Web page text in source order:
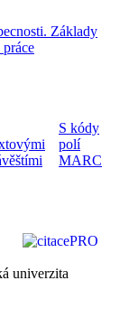
Základy
S kódy
polí
MARC
univerzita